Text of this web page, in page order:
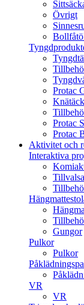
Övrigt
Protac
Protac
Protac
Aktivitet och
Interaktiva
Gungor
Pulkor
Pulkor
VR
VR